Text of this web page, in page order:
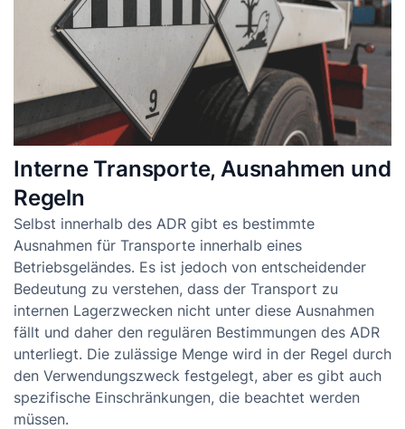
Interne Transporte, Ausnahmen und
Regeln
Selbst innerhalb des ADR gibt es bestimmte
Ausnahmen für Transporte innerhalb eines
Betriebsgeländes. Es ist jedoch von entscheidender
Bedeutung zu verstehen, dass der Transport zu
internen Lagerzwecken nicht unter diese Ausnahmen
fällt und daher den regulären Bestimmungen des ADR
unterliegt. Die zulässige Menge wird in der Regel durch
den Verwendungszweck festgelegt, aber es gibt auch
spezifische Einschränkungen, die beachtet werden
müssen.